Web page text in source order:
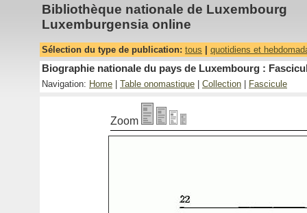
Bibliothèque nationale de Luxembourg
Luxemburgensia online
Sélection du type de publication: tous quotidiens et
Biographie nationale du pays de Luxembourg :
Navigation: Home Table onomastique Collection Fascicule
Zoom